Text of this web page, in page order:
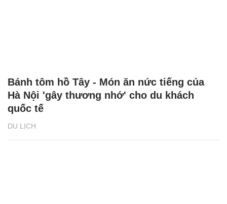
DU LỊCH
Bánh tôm hồ Tây - Món ăn nức tiếng của
Hà Nội 'gây thương nhớ' cho du khách
quốc tế